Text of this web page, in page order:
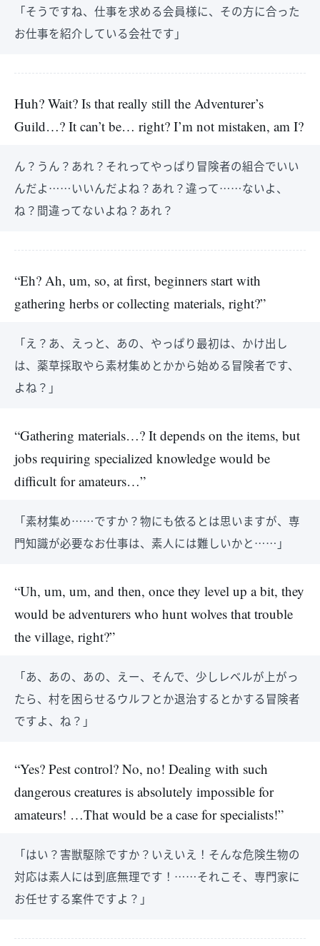
「そうですね、仕事を求める会員様に、その方に合った
お仕事を紹介している会社です」
Huh? Wait? Is that really still the Adventurer’s
Guild…? It can’t be… right? I’m not mistaken, am I?
ん？うん？あれ？それってやっぱり冒険者の組合でいい
んだよ……いいんだよね？あれ？違って……ないよ、
ね？間違ってないよね？あれ？
“Eh? Ah, um, so, at first, beginners start with
gathering herbs or collecting materials, right?”
「え？あ、えっと、あの、やっぱり最初は、かけ出し
は、薬草採取やら素材集めとかから始める冒険者です、
よね？」
“Gathering materials…? It depends on the items, but
jobs requiring specialized knowledge would be
difficult for amateurs…”
「素材集め……ですか？物にも依るとは思いますが、専
門知識が必要なお仕事は、素人には難しいかと……」
“Uh, um, um, and then, once they level up a bit, they
would be adventurers who hunt wolves that trouble
the village, right?”
「あ、あの、あの、えー、そんで、少しレベルが上がっ
たら、村を困らせるウルフとか退治するとかする冒険者
ですよ、ね？」
“Yes? Pest control? No, no! Dealing with such
dangerous creatures is absolutely impossible for
amateurs! …That would be a case for specialists!”
「はい？害獣駆除ですか？いえいえ！そんな危険生物の
対応は素人には到底無理です！……それこそ、専門家に
お任せする案件ですよ？」